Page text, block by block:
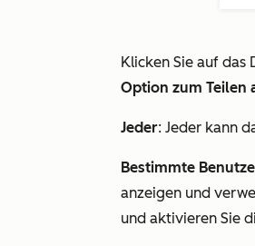
Klicken Sie auf das
Option zum Teilen
Jeder: Jeder kann
Bestimmte
anzeigen und
und aktivieren Sie